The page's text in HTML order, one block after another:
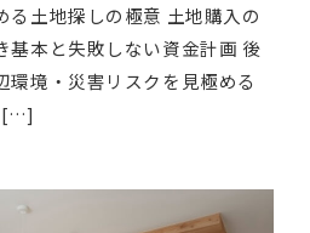
る土地探しの極意 土地購入の
基本と失敗しない資金計画 後
環境・災害リスクを見極める
[…]